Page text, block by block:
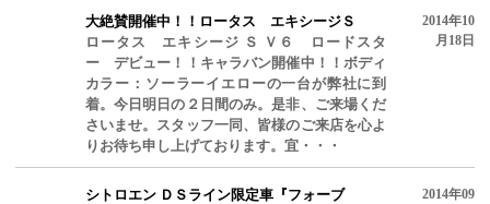
大絶賛開催中！！ロータス エキシージＳ
ロータス エキシージ Ｓ Ｖ６ ロードスタ
ー デビュー！！キャラバン開催中！！ボディ
カラー：ソーラーイエローの一台が弊社に到
着。今日明日の２日間のみ。是非、ご来場くだ
さいませ。スタッフ一同、皆様のご来店を心よ
りお待ち申し上げております。宜・・・
2014年10
月18日
シトロエン ＤＳライン限定車『フォーブ
2014年09